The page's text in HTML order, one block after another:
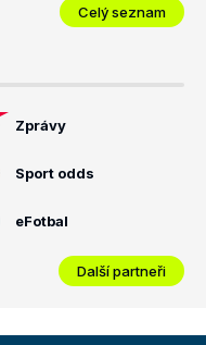
Celý seznam
Zprávy
Sport odds
eFotbal
Další partneři